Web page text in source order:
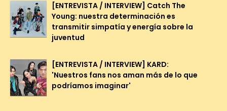
[ENTREVISTA / INTERVIEW] Catch The
Young: nuestra determinación es
transmitir simpatía y energía sobre la
juventud
[ENTREVISTA / INTERVIEW] KARD:
'Nuestros fans nos aman más de lo que
podríamos imaginar'